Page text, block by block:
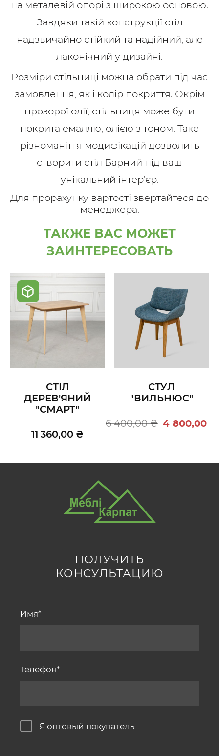
на металевій опорі з широкою основою.
Завдяки такій конструкції стіл
надзвичайно стійкий та надійний, але
лаконічний у дизайні.
Розміри стільниці можна обрати під час
замовлення, як і колір покриття. Окрім
прозорої олії, стільниця може бути
покрита емаллю, олією з тоном. Таке
різноманіття модифікацій дозволить
створити стіл Барний під ваш
унікальний інтер’єр.
Для прорахунку вартості звертайтеся до
менеджера.
ТАКЖЕ ВАС МОЖЕТ
ЗАИНТЕРЕСОВАТЬ
СТІЛ
ДЕРЕВ'ЯНИЙ
"СМАРТ"
11 360,00 ₴
СТУЛ
"ВИЛЬНЮС"
4 800,00 ₴
6 400,00 ₴
ПОЛУЧИТЬ
КОНСУЛЬТАЦИЮ
Имя
Телефон
Я оптовый покупатель